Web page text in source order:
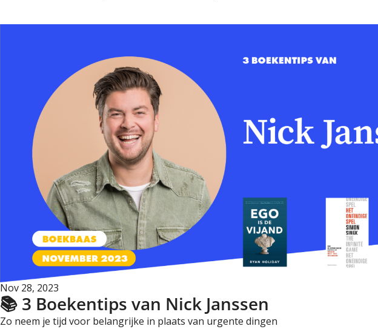
Nov 28, 2023
📚 3 Boekentips van Nick Janssen
Zo neem je tijd voor belangrijke in plaats van urgente dingen